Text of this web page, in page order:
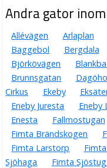
Andra gator
Allévägen Arlaplan
Baggebol
Bergdala
Björkövägen
Brunnsgatan
Cirkus
Ekeby
Eneby Juresta
Eneby
Enesta
Fallmostugan
Fimta Brändskogen
Fimta Larstorp
Sjöhaga
Fimta